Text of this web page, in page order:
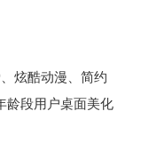
炫酷动漫、简约
龄段用户桌面美化